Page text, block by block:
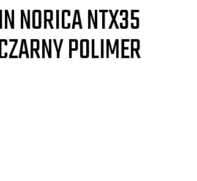
NORICA NTX35
POLIMER